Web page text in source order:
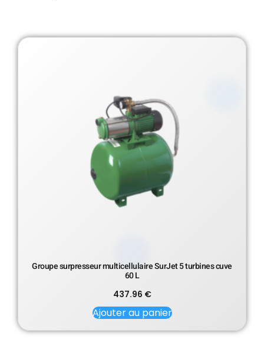
Groupe surpresseur multicellulaire SurJet 5 turbines cuve
60 L
437.96 €
Ajouter au panier